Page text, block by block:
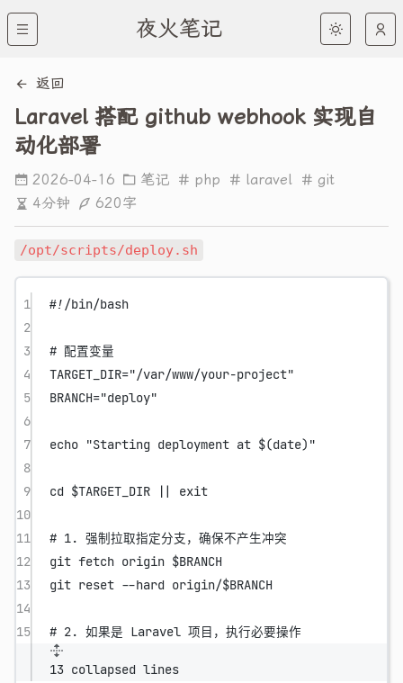
夜火笔记
返回
Laravel 搭配 github webhook 实现自
动化部署
2026-04-16 笔记 php laravel
git
4分钟
620字
/opt/scripts/deploy.sh
1
#!/bin/bash
2
3
# 配置变量
4
TARGET_DIR="/var/www/your-project"
5
BRANCH="deploy"
6
7
echo "Starting deployment at $(date)"
8
9
cd $TARGET_DIR ||
exit
10
11
# 1. 强制拉取指定分支，确保不产生冲突
12
git fetch origin $BRANCH
13
git reset --hard origin/$BRANCH
14
15
# 2. 如果是 Laravel 项目，执行必要操作
13 collapsed lines